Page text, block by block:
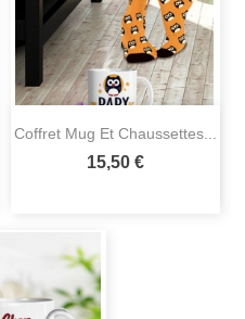
Coffret Mug Et Chaussettes...
15,50 €